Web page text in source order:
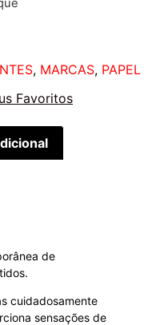
, MARCAS, PAPEL
Favoritos
de
cuidadosamente
sensações de